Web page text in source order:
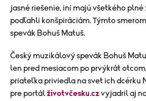
jasné riešenie, iní majú všetkého plné
podľahli konšpiráciám. Týmto
spevák Bohuš Matuš.
Český muzikálový spevák Bohuš
len pred mesiacom po prvýkrát
priateľka priviedla na svet ich dcérku
pre portálživotvčesku.czvyjadril aj